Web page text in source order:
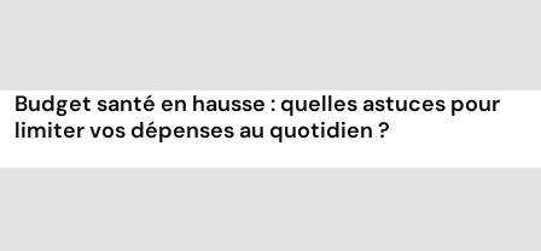
Budget santé en hausse : quelles astuces pour
limiter vos dépenses au quotidien ?